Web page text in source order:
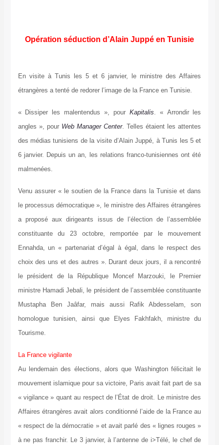
Opération séduction d’Alain Juppé en Tunisie
En visite à Tunis les 5 et 6 janvier, le ministre des Affaires
étrangères a tenté de redorer l’image de la France en Tunisie.
« Dissiper les malentendus », pour Kapitalis. « Arrondir les
angles », pour Web Manager Center. Telles étaient les attentes
des médias tunisiens de la visite d’Alain Juppé, à Tunis les 5 et
6 janvier. Depuis un an, les relations franco-tunisiennes ont été
malmenées.
Venu assurer « le soutien de la France dans la Tunisie et dans
le processus démocratique », le ministre des Affaires étrangères
a proposé aux dirigeants issus de l’élection de l’assemblée
constituante du 23 octobre, remportée par le mouvement
Ennahda, un « partenariat d’égal à égal, dans le respect des
choix des uns et des autres ». Durant deux jours, il a rencontré
le président de la République Moncef Marzouki, le Premier
ministre Hamadi Jebali, le président de l’assemblée constituante
Mustapha Ben Jaâfar, mais aussi Rafik Abdesselam, son
homologue tunisien, ainsi que Elyes Fakhfakh, ministre du
Tourisme.
La France vigilante
Au lendemain des élections, alors que Washington félicitait le
mouvement islamique pour sa victoire, Paris avait fait part de sa
« vigilance » quant au respect de l’État de droit. Le ministre des
Affaires étrangères avait alors conditionné l’aide de la France au
« respect de la démocratie » et avait parlé des « lignes rouges »
à ne pas franchir. Le 3 janvier, à l’antenne de i>Télé, le chef de